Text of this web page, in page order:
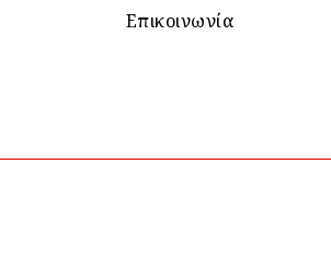
Επικοινωνία